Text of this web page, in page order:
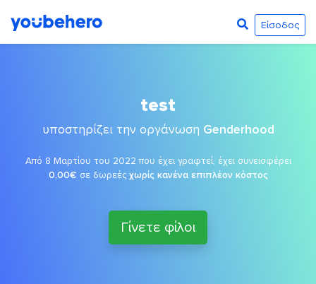
Είσοδος
test
υποστηρίζει την οργάνωση Genderhood
Από 8 Μαρτίου του 2022 που έχει γραφτεί, έχει συνεισφέρει
0,00€ σε δωρεές χωρίς κανένα επιπλέον κόστος
Γίνετε φίλοι